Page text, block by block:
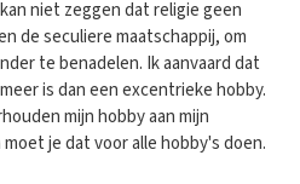
niet zeggen dat religie geen
de seculiere maatschappij, om
te benadelen. Ik aanvaard dat
is dan een excentrieke hobby.
mijn hobby aan mijn
je dat voor alle hobby's doen.